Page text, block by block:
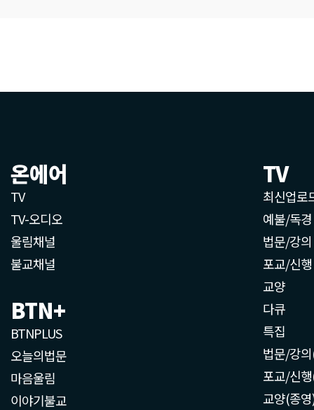
온에어
TV
TV-오디오
울림채널
불교채널
BTN+
BTNPLUS
오늘의법문
마음울림
이야기불교
TV
최신업로
예불/독경
법문/강의
포교/신행
교양
다큐
특집
법문/강
포교/신
교양(종